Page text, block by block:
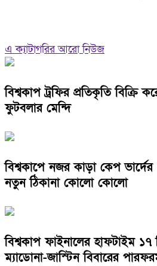
এ ক্যাটাগরির আরো নিউজ
বিশ্বকাপ ট্রফির প্রতিকৃতি বিক্রি
ফুটবলার মেন্দি
বিশ্বকাপে নজর কাড়া কেপ
নতুন ঠিকানা কোলো কোলো
বিশ্বকাপ ফাইনালের হাফটাইম ১৭
ম্যাডোনা-জাস্টিন বিবারের